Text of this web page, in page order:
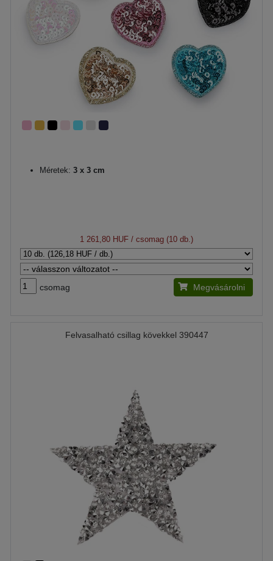
Méretek: 3 x 3 cm
1 261,80 HUF / csomag (10 db.)
csomag Megvásárolni
Felvasalható csillag kövekkel 390447